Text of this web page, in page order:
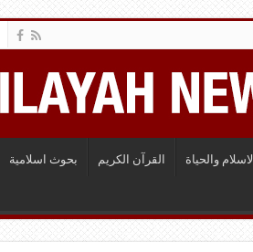
الاسلام والحياة القرآن الكريم بحوث اسلامية